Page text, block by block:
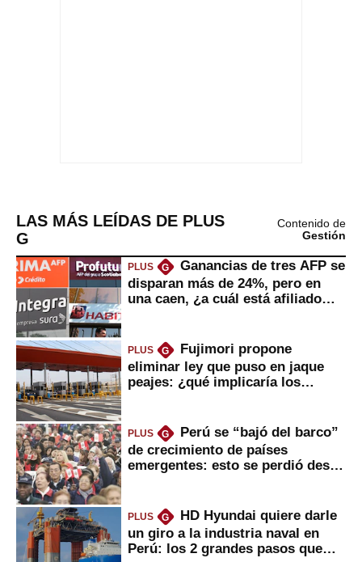
LAS MÁS LEÍDAS DE PLUS
G
Contenido de
Gestión
PLUS G
Ganancias de tres AFP se
disparan más de 24%, pero en
una caen, ¿a cuál está afiliado
PLUS G
Fujimori propone
eliminar ley que puso en jaque
peajes: ¿qué implicaría los
PLUS G
Perú se “bajó del barco”
de crecimiento de países
emergentes: esto se perdió desde
PLUS G
HD Hyundai quiere darle
un giro a la industria naval en
Perú: los 2 grandes pasos que